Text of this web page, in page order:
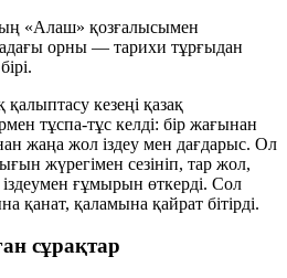
«Алаш» қозғалысымен
орны — тарихи тұрғыдан
кезеңі қазақ
тұспа-тұс келді: бір жағынан
жаңа жол іздеу мен дағдарыс. Ол
жүрегімен сезініп, тар жол,
ғұмырын өткерді. Сол
қаламына қайрат бітірді.
сұрақтар